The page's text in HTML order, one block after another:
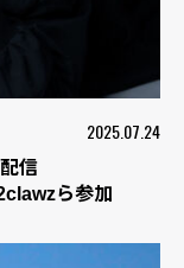
2025.07.24
配信
ら参加